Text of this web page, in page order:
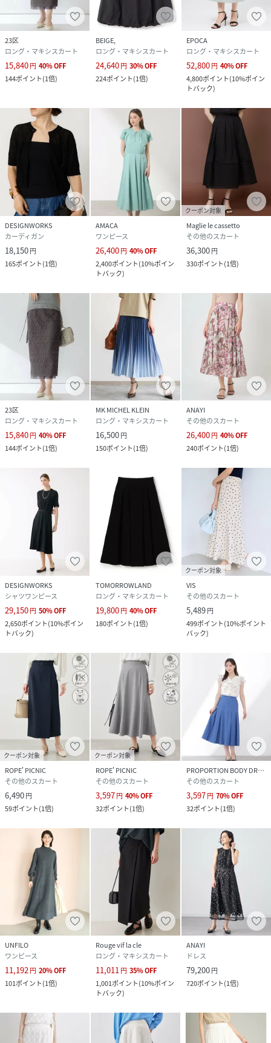
23区
ロング・マキシスカート
15,840円 40%OFF
144ポイント(1倍)
BEIGE,
ロング・マキシスカート
24,640円 30%OFF
224ポイント(1倍)
EPOCA
ロング・マキシスカート
52,800円 40%OFF
4,800ポイント(10%ポイン
トバック)
DESIGNWORKS
カーディガン
18,150円
165ポイント(1倍)
AMACA
ワンピース
26,400円 40%OFF
2,400ポイント(10%ポイン
トバック)
クーポン対象
Maglie le cassetto
その他のスカート
36,300円
330ポイント(1倍)
23区
ロング・マキシスカート
15,840円 40%OFF
144ポイント(1倍)
MK MICHEL KLEIN
ロング・マキシスカート
16,500円
150ポイント(1倍)
ANAYI
その他のスカート
26,400円 40%OFF
240ポイント(1倍)
DESIGNWORKS
シャツワンピース
29,150円 50%OFF
2,650ポイント(10%ポイン
トバック)
TOMORROWLAND
ロング・マキシスカート
19,800円 40%OFF
180ポイント(1倍)
クーポン対象
VIS
その他のスカート
5,489円
499ポイント(10%ポイント
バック)
クーポン対象
ROPE' PICNIC
その他のスカート
6,490円
59ポイント(1倍)
クーポン対象
ROPE' PICNIC
その他のスカート
3,597円 40%OFF
32ポイント(1倍)
PROPORTION BODY DRESSING
その他のスカート
3,597円 70%OFF
32ポイント(1倍)
UNFILO
ワンピース
11,192円 20%OFF
101ポイント(1倍)
Rouge vif la cle
ロング・マキシスカート
11,011円 35%OFF
1,001ポイント(10%ポイン
トバック)
ANAYI
ドレス
79,200円
720ポイント(1倍)